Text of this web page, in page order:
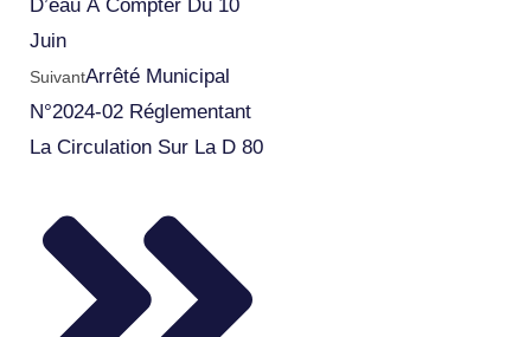
D’eau À Compter Du 10
Juin
SuivantArrêté Municipal
N°2024-02 Réglementant
La Circulation Sur La D 80